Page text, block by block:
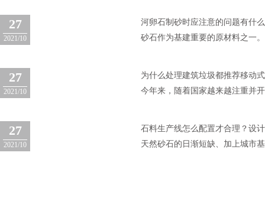
27
2021/10
河卵石制砂时应注意的问题有什
砂石作为基建重要的原材料之一
27
2021/10
为什么处理建筑垃圾都推荐移动
今年来，随着国家越来越注重并
27
2021/10
石料生产线怎么配置才合理？设
天然砂石的日渐短缺、加上城市